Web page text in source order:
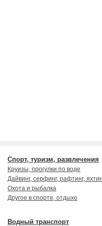
Спорт, туризм, развлечения
Круизы, прогулки по воде
Дайвинг, серфинг, рафтинг,
Охота и рыбалка
Другое в спорте, отдыхе
Водный транспорт